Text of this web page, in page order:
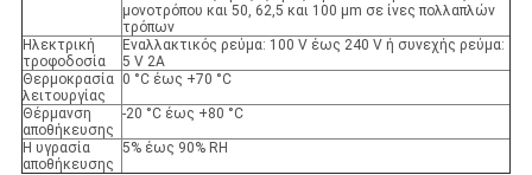
μονοτρόπου και 50, 62,5 και 100 μm σε ίνες πολλαπλών
τρόπων
Ηλεκτρική
τροφοδοσία
Εναλλακτικός ρεύμα: 100 V έως 240 V ή συνεχής ρεύμα:
5 V 2A
Θερμοκρασία
λειτουργίας
0 °C έως +70 °C
Θέρμανση
αποθήκευσης
-20 °C έως +80 °C
Η υγρασία
αποθήκευσης
5% έως 90% RH